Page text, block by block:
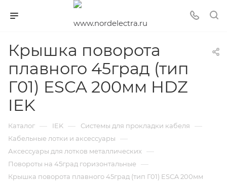
Крышка поворота
плавного 45град (тип
Г01) ESCA 200мм HDZ
IEK
Каталог — IEK — Системы для прокладки кабеля —
Кабельные лотки и аксессуары —
Аксессуары для лотков металлических —
Повороты на 45град горизонтальные —
Крышка поворота плавного 45град (тип Г01) ESCA 200мм